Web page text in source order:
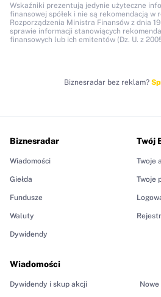
Wskaźniki prezentują jedynie użyteczne
finansowej spółek i nie są rekomendacją w
Rozporządzenia Ministra Finansów z dnia
sprawie informacji stanowiących
finansowych lub ich emitentów (Dz. U. z
Biznesradar bez reklam?
Biznesradar
Wiadomości
Giełda
Fundusze
Waluty
Dywidendy
Wiadomości
Dywidendy i skup akcji
Twój
Twoje
Twoje